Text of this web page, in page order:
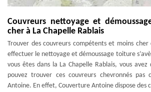
Couvreurs nettoyage et
cher à La Chapelle Rablais
Trouver des couvreurs compétents et moins
effectuer le nettoyage et démoussage toiture
vous êtes dans la La Chapelle Rablais, vous
pouvez trouver ces couvreurs chevronnés pas
Antoine. En effet, Couverture Antoine dispose des